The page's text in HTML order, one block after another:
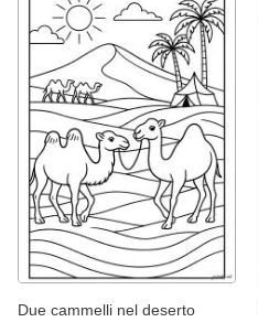
Due cammelli nel deserto